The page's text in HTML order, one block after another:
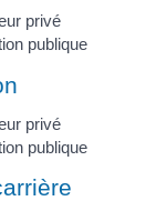
privé
publique
privé
publique